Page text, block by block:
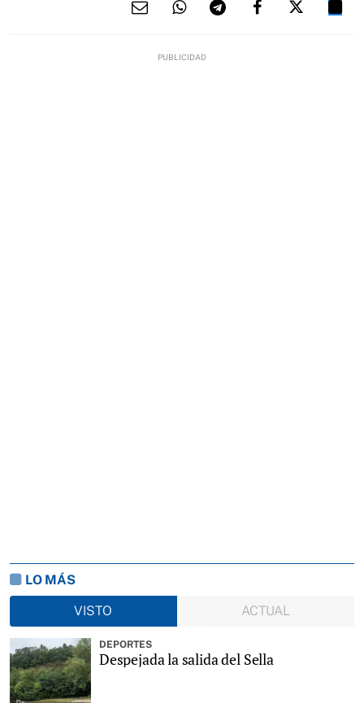
LO MÁS
VISTO
ACTUAL
DEPORTES
Despejada la salida del Sella